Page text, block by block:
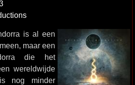
is al een
maar een
die het
wereldwijde
nog minder